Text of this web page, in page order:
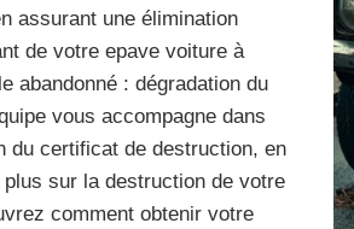
assurant une élimination
de votre epave voiture à
abandonné : dégradation du
vous accompagne dans
du certificat de destruction, en
sur la destruction de votre
comment obtenir votre